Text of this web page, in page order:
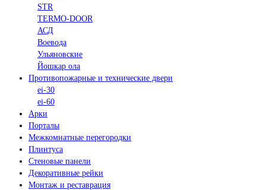
STR
TERMO-DOOR
АСД
Воевода
Ульяновские
Йошкар ола
Противопожарные и технические двери
ei-30
ei-60
Арки
Порталы
Межкомнатные перегородки
Плинтуса
Стеновые панели
Декоративные рейки
Монтаж и реставрация